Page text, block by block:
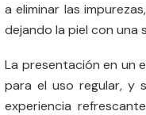
a eliminar las
dejando la piel con una
La presentación en un
para el uso regular, y
experiencia